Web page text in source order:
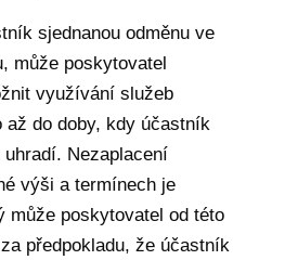
sjednanou odměnu ve
může poskytovatel
využívání služeb
až do doby, kdy účastník
uhradí. Nezaplacení
výši a termínech je
může poskytovatel od této
předpokladu, že účastník